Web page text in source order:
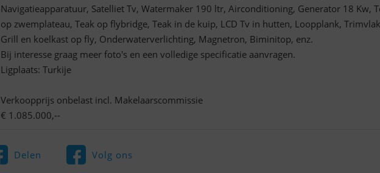
Navigatieapparatuur, Satelliet Tv, Watermaker 190 ltr, Airconditioning, Generator 18 Kw,
op zwemplateau, Teak op flybridge, Teak in de kuip, LCD Tv in hutten, Loopplank,
Grill en koelkast op fly, Onderwaterverlichting, Magnetron, Biminitop, enz.
Bij interesse graag meer foto's en een volledige specificatie aanvragen.
Ligplaats: Turkije
Verkoopprijs onbelast incl. Makelaarscommissie
€ 1.085.000,--
Delen Volg ons